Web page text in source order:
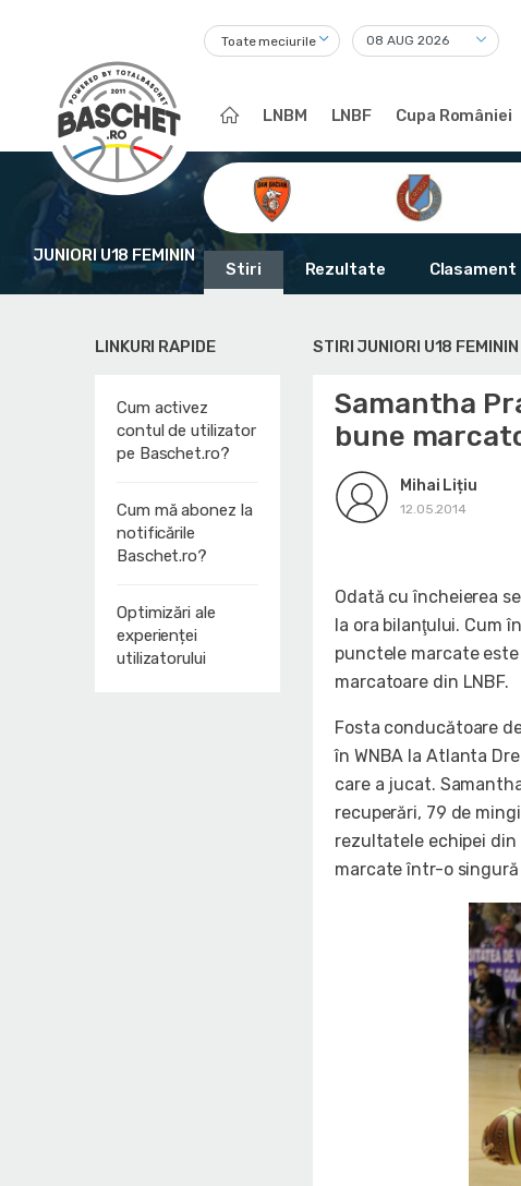
Toate meciurile
LNBM LNBF Cupa României
JUNIORI U18 FEMININ
Stiri Rezultate Clasament
LINKURI RAPIDE
Cum activez
contul de utilizator
pe Baschet.ro?
Cum mă abonez la
notificările
Baschet.ro?
Optimizări ale
experienței
utilizatorului
STIRI JUNIORI U18 FEMININ
Samantha
bune
Mihai Lițiu
12.05.2014
Odată cu încheierea
la ora bilanţului. Cum
punctele marcate
marcatoare din LNBF.
Fosta conducătoare
în WNBA la Atlanta
care a jucat.
recuperări, 79 de
rezultatele echipei
marcate într-o singură